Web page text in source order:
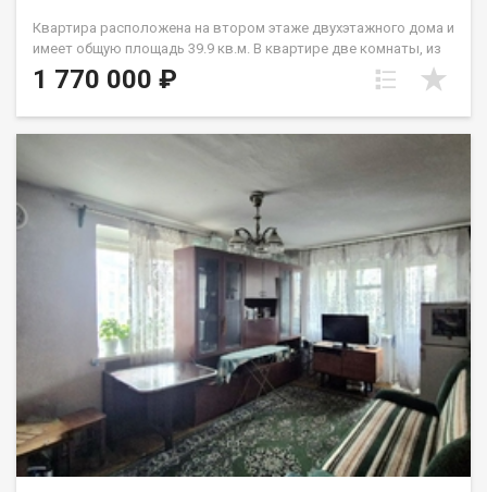
Квартира расположена на втором этаже двухэтажного дома и
имеет общую площадь 39.9 кв.м. В квартире две комнаты, из
которых одна можно использовать как спальню, а другая как
гостиную или детскую комнату. Кухня занимает 9.4 кв.м. и
оборудования. В квартире выполнен стандартный ремонт,
владельцам. Это отличное сочетание цены и качества,
которое позволит вам приобрести комфортное жилье по
доступной цене. Квартира находится в живописном районе с
развитой инфраструктурой. Рядом с домом расположены
остановка общественного транспорта, магазины, храм и
другие объекты. В самом доме есть все необходимое для
комфортного проживания – свежий воздух, толстые
кирпичные стены, что обеспечивает тепло и уют в квартире.
Эта квартира идеально подойдет для семей с детьми,
молодых людей, равно как и для родителей или пожилых
родственников. Рядом с домом находится
общеобразовательная школа №16, что делает район
привлекательным для семей с детьми. Не упустите
возможность стать счастливым обладателем уютной
1 770 000 ₽